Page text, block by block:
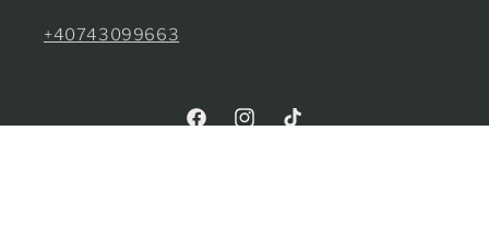
+40743099663
FacebookInstagram
TikTok